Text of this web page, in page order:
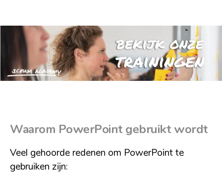
Waarom PowerPoint gebruikt wordt
Veel gehoorde redenen om PowerPoint te
gebruiken zijn: